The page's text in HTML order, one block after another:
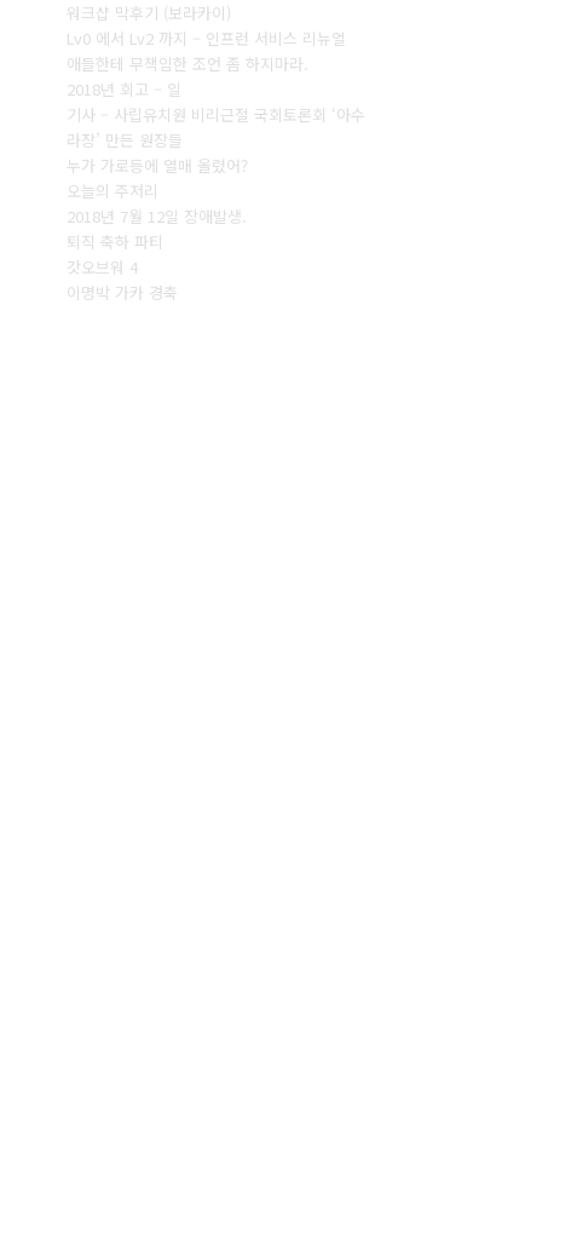
워크샵 막후기 (보라카이)
Lv0 에서 Lv2 까지 – 인프런 서비스 리뉴얼
애들한테 무책임한 조언 좀 하지마라.
2018년 회고 – 일
기사 – 사립유치원 비리근절 국회토론회 ‘아수
라장’ 만든 원장들
누가 가로등에 열매 올렸어?
오늘의 주저리
2018년 7월 12일 장애발생.
퇴직 축하 파티
갓오브워 4
이명박 가카 경축